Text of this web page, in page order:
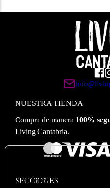
NUESTRA TIENDA
Compra de manera 100%
Living Cantabria.
SECCIONES
Utilizamos cookies para